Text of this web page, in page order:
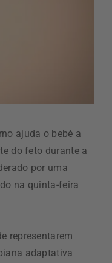
ajuda o bebé a
do feto durante a
por uma
na quinta-feira
representarem
adaptativa